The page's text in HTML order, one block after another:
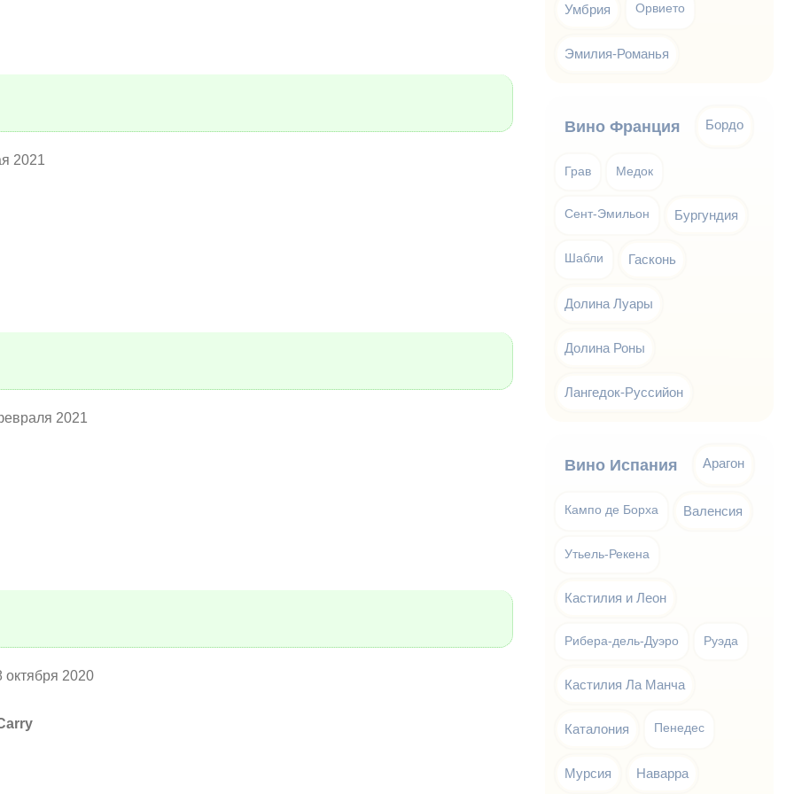
2021
2021
октября 2020
Умбрия Орвието
Эмилия-Романья
Вино Франция Бордо
Грав Медок
Сент-Эмильон Бургундия
Шабли Гасконь
Долина Луары
Долина Роны
Лангедок-Руссийон
Вино Испания Арагон
Кампо де Борха Валенсия
Утьель-Рекена
Кастилия и Леон
Рибера-дель-Дуэро Руэда
Кастилия Ла Манча
Каталония Пенедес
Мурсия Наварра